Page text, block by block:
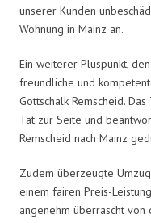
unserer Kunden
Wohnung in Mainz an.
Ein weiterer Pluspunkt,
freundliche und
Gottschalk Remscheid.
Tat zur Seite und
Remscheid nach Mainz
Zudem überzeugte
einem fairen Preis-
angenehm überrascht von